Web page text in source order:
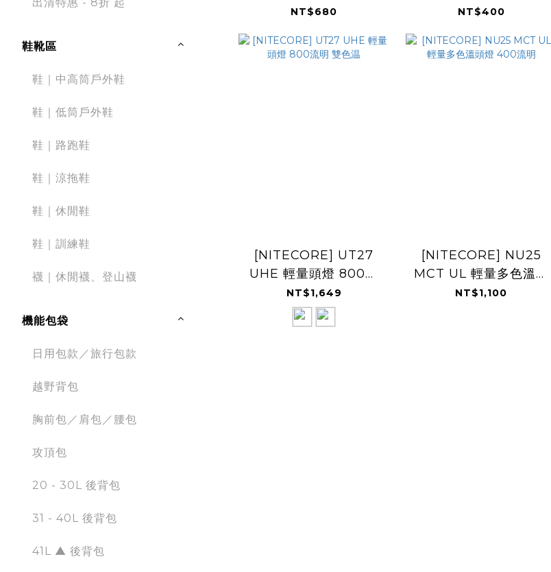
鞋靴區
鞋｜中高筒戶外鞋
鞋｜低筒戶外鞋
鞋｜路跑鞋
鞋｜涼拖鞋
鞋｜休閒鞋
鞋｜訓練鞋
襪｜休閒襪、登山襪
機能包袋
日用包款／旅行包款
越野背包
胸前包／肩包／腰包
攻頂包
20 - 30L 後背包
31 - 40L 後背包
41L ▲ 後背包
流明
NT$680
PD/QC 隨身掛扣
NT$400
[NITECORE] UT27
UHE 輕量頭燈 800流
明 雙色温
NT$1,649
[NITECORE] NU25
MCT UL 輕量多色溫頭
燈 400流明
NT$1,100